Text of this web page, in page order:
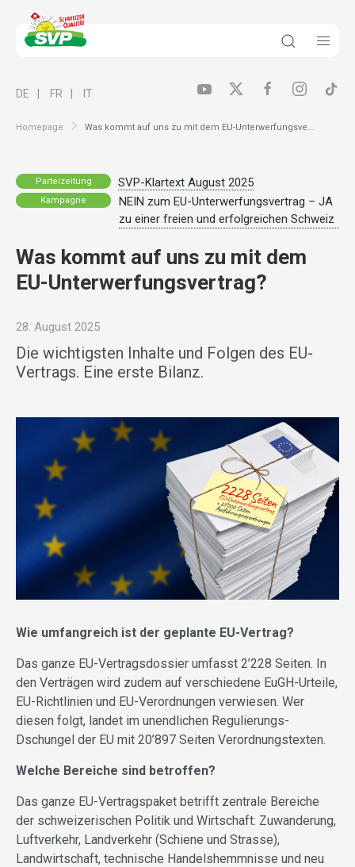
Homepage Was kommt auf uns zu mit dem EU-Unterwerfungsve...
DE FR IT
Parteizeitung SVP-Klartext August 2025
Kampagne
NEIN zum EU-Unterwerfungsvertrag – JA
zu einer freien und erfolgreichen Schweiz
Was kommt auf uns zu mit dem
EU-Unterwerfungsvertrag?
28. August 2025
Die wichtigsten Inhalte und Folgen des EU-
Vertrags. Eine erste Bilanz.
Wie umfangreich ist der geplante EU-Vertrag?
Das ganze EU-Vertragsdossier umfasst 2’228 Seiten. In
den Verträgen wird zudem auf verschiedene EuGH-Urteile,
EU-Richtlinien und EU-Verordnungen verwiesen. Wer
diesen folgt, landet im unendlichen Regulierungs-
Dschungel der EU mit 20’897 Seiten Verordnungstexten.
Welche Bereiche sind betroffen?
Das ganze EU-Vertragspaket betrifft zentrale Bereiche
der schweizerischen Politik und Wirtschaft: Zuwanderung,
Luftverkehr, Landverkehr (Schiene und Strasse),
Landwirtschaft, technische Handelshemmnisse und neu